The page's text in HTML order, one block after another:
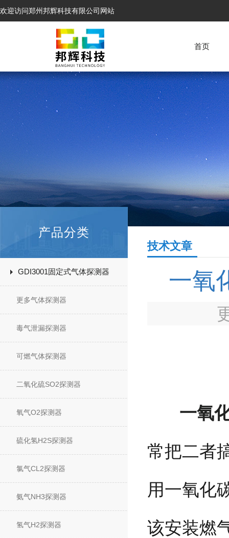
欢迎访问郑州邦辉科技有限公司网站
首页
产品分类
GDI3001固定式气体探测器
更多气体探测器
毒气泄漏探测器
可燃气体探测器
二氧化硫SO2探测器
氧气O2探测器
硫化氢H2S探测器
氯气CL2探测器
氨气NH3探测器
氢气H2探测器
技术文章
一氧
一氧
常把二者
用一氧化
该安装燃